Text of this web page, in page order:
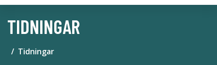
TIDNINGAR
Tidningar